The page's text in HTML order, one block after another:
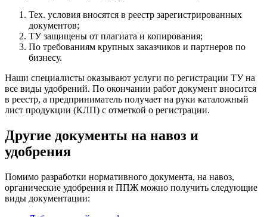
Тех. условия вносятся в реестр зарегистрированных
документов;
ТУ защищены от плагиата и копирования;
По требованиям крупных заказчиков и партнеров по
бизнесу.
Наши специалисты оказывают услуги по регистрации ТУ на
все виды удобрений. По окончании работ документ вносится
в реестр, а предприниматель получает на руки каталожный
лист продукции (КЛП) с отметкой о регистрации.
Другие документы на навоз и
удобрения
Помимо разработки нормативного документа, на навоз,
органические удобрения и ППЖ можно получить следующие
виды документации: